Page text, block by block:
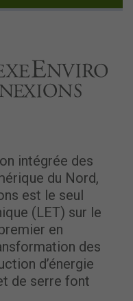
intégrée des
du Nord,
est le seul
(LET) sur le
en
des
d’énergie
de serre font